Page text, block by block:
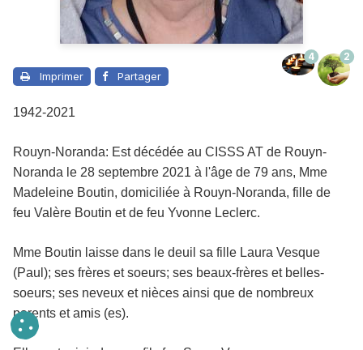
Imprimer Partager
4 2
1942-2021
Rouyn-Noranda: Est décédée au CISSS AT de Rouyn-
Noranda le 28 septembre 2021 à l'âge de 79 ans, Mme
Madeleine Boutin, domiciliée à Rouyn-Noranda, fille de
feu Valère Boutin et de feu Yvonne Leclerc.
Mme Boutin laisse dans le deuil sa fille Laura Vesque
(Paul); ses frères et soeurs; ses beaux-frères et belles-
soeurs; ses neveux et nièces ainsi que de nombreux
parents et amis (es).